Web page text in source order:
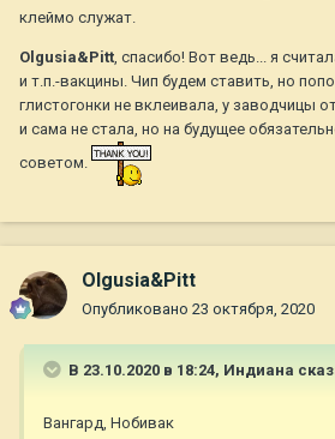
клеймо служат.
Olgusia&Pitt , спасибо! Вот ведь... я
и т.п.-вакцины. Чип будем ставить, но
глистогонки не вклеивала, у заводчицы
и сама не стала, но на будущее
советом.
Olgusia&Pitt
Опубликовано 23 октября, 2020
В 23.10.2020 в 18:24, Индиана
Вангард, Нобивак